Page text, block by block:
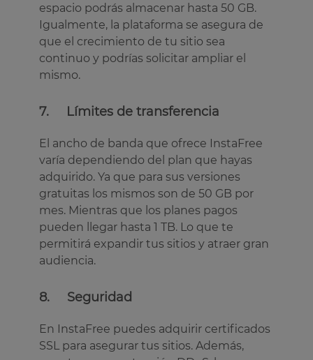
espacio podrás almacenar hasta 50 GB.
Igualmente, la plataforma se asegura de
que el crecimiento de tu sitio sea
continuo y podrías solicitar ampliar el
mismo.
7. Límites de transferencia
El ancho de banda que ofrece InstaFree
varía dependiendo del plan que hayas
adquirido. Ya que para sus versiones
gratuitas los mismos son de 50 GB por
mes. Mientras que los planes pagos
pueden llegar hasta 1 TB. Lo que te
permitirá expandir tus sitios y atraer gran
audiencia.
8. Seguridad
En InstaFree puedes adquirir certificados
SSL para asegurar tus sitios. Además,